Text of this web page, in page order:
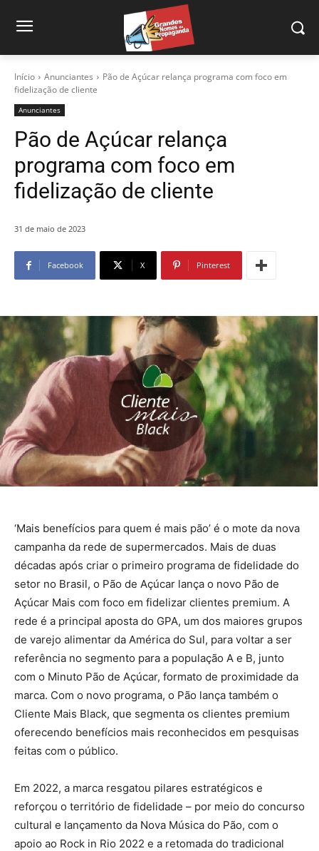
Início Anunciantes
Pão de Açúcar relança programa com foco em
fidelização de cliente
Anunciantes
Pão de Açúcar relança
programa com foco em
fidelização de cliente
31 de maio de 2023
Facebook X Pinterest
‘Mais benefícios para quem é mais pão’ é o mote da nova
campanha da rede de supermercados. Mais de duas
décadas após criar o primeiro programa de fidelidade do
setor no Brasil, o Pão de Açúcar lança o novo Pão de
Açúcar Mais com foco em fidelizar clientes premium. A
rede é a principal aposta do GPA, um dos maiores grupos
de varejo alimentar da América do Sul, para voltar a ser
referência no segmento para a população A e B, junto
com o Minuto Pão de Açúcar, formato de proximidade da
marca. Com o novo programa, o Pão lança também o
Cliente Mais Black, que segmenta os clientes premium
oferecendo benefícios mais reconhecidos em pesquisas
feitas com o público.
Em 2022, a marca resgatou pilares estratégicos e
reforçou o território de fidelidade – por meio do concurso
cultural e lançamento da Nova Música do Pão, com o
apoio ao Rock in Rio 2022 e a retomada do tradicional